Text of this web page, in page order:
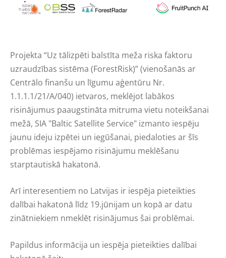
Projekta “Uz tālizpēti balstīta meža riska faktoru
uzraudzības sistēma (ForestRisk)” (vienošanās ar
Centrālo finanšu un līgumu aģentūru Nr.
1.1.1.1/21/A/040) ietvaros, meklējot labākos
risinājumus paaugstināta mitruma vietu noteikšanai
mežā, SIA "Baltic Satellite Service" izmanto iespēju
jaunu ideju izpētei un iegūšanai, piedaloties ar šīs
problēmas iespējamo risinājumu meklēšanu
starptautiskā hakatonā.
Arī interesentiem no Latvijas ir iespēja pieteikties
dalībai hakatonā līdz 19.jūnijam un kopā ar datu
zinātniekiem nmeklēt risinājumus šai problēmai.
Papildus informācija un iespēja pieteikties dalībai